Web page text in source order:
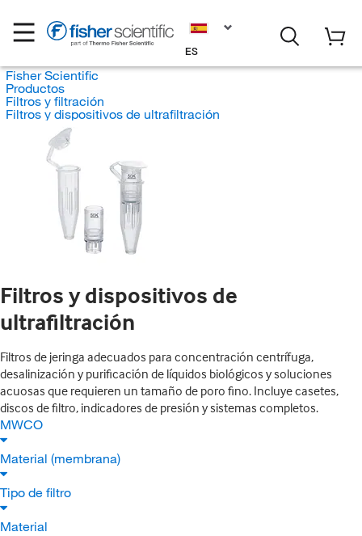
ES
Fisher Scientific
Productos
Filtros y filtración
Filtros y dispositivos de ultrafiltración
Filtros y dispositivos de
ultrafiltración
Filtros de jeringa adecuados para concentración centrífuga,
desalinización y purificación de líquidos biológicos y soluciones
acuosas que requieren un tamaño de poro fino. Incluye casetes,
discos de filtro, indicadores de presión y sistemas completos.
MWCO
Material (membrana)
Tipo de filtro
Material